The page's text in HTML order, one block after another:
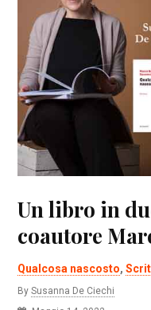
Un libro in
coautore
Qualcosa nascosto,
BySusanna De Ciechi